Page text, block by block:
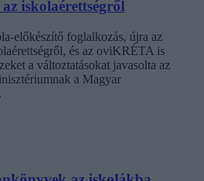
iskolaérettségről
előkészítő foglalkozás, újra az
és az oviKRÉTA is
a változtatásokat javasolta az
a Magyar